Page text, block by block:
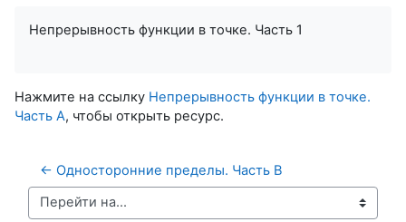
Непрерывность функции в точке. Часть 1
Нажмите на ссылку Непрерывность функции в точке.
Часть A, чтобы открыть ресурс.
← Односторонние пределы. Часть B
Перейти на...